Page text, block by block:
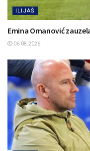
ILIJAŠ
Emina Omanović
06.08.2026.